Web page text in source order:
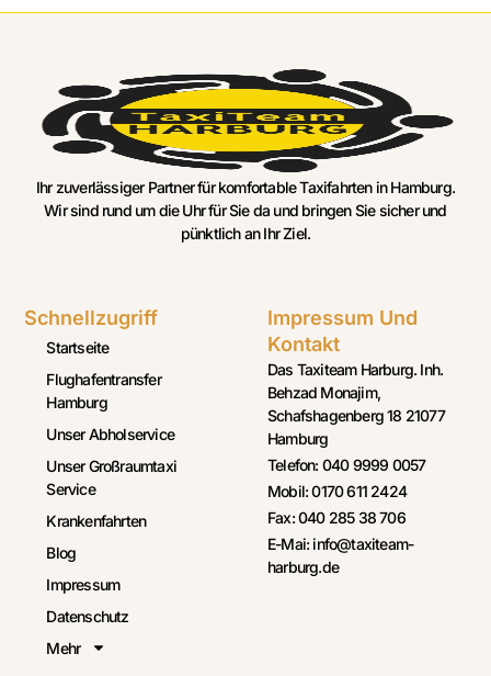
Ihr zuverlässiger Partner für komfortable Taxifahrten in Hamburg.
Wir sind rund um die Uhr für Sie da und bringen Sie sicher und
pünktlich an Ihr Ziel.
Schnellzugriff
Startseite
Flughafentransfer
Hamburg
Unser Abholservice
Unser Großraumtaxi
Service
Krankenfahrten
Blog
Impressum
Datenschutz
Mehr
Impressum Und
Kontakt
Das Taxiteam Harburg. Inh.
Behzad Monajim,
Schafshagenberg 18 21077
Hamburg
Telefon: 040 9999 0057
Mobil: 0170 611 2424
Fax: 040 285 38 706
E-Mai: info@taxiteam-
harburg.de